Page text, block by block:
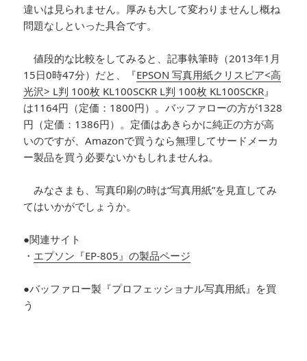
違いは見られません。厚みも大して変わりませんし概ね
問題なしといった具合です。
値段的な比較をしてみると、記事執筆時（2013年1月
15日0時47分）だと、『EPSON 写真用紙クリスピア<高
光沢> L判 100枚 KL100SCKR L判 100枚 KL100SCKR 』
は1164円（定価：1800円）。バッファローの方が1328
円（定価：1386円）。定価はあきらかに純正の方が高
いのですが、Amazonで買うなら無理してサードメーカ
ー製品を買う必要ないかもしれませんね。
みなさまも、写真印刷の時は“写真用紙”を見直してみ
てはいかがでしょうか。
●関連サイト
・ エプソン『EP-805』の製品ページ
●バッファロー製『プロフェッショナル写真用紙』を買
う